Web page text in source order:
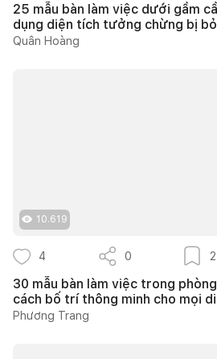
25 mẫu bàn làm việc dưới gầm
dụng diện tích tưởng chừng bị
Quân Hoàng
10.619
4 0 2
30 mẫu bàn làm việc trong
cách bố trí thông minh cho mọi
Phương Trang